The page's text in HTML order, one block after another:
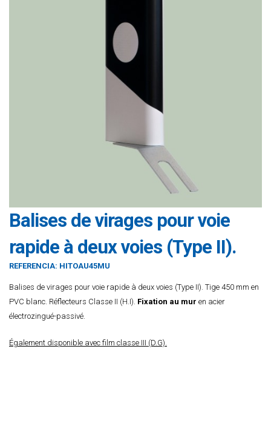
Balises de virages pour voie
rapide à deux voies (Type II).
REFERENCIA: HITOAU45MU
Balises de virages pour voie rapide à deux voies (Type II). Tige 450 mm en
PVC blanc. Réflecteurs Classe II (H.I). Fixation au mur en acier
électrozingué-passivé.
Également disponible avec film classe III (D.G).